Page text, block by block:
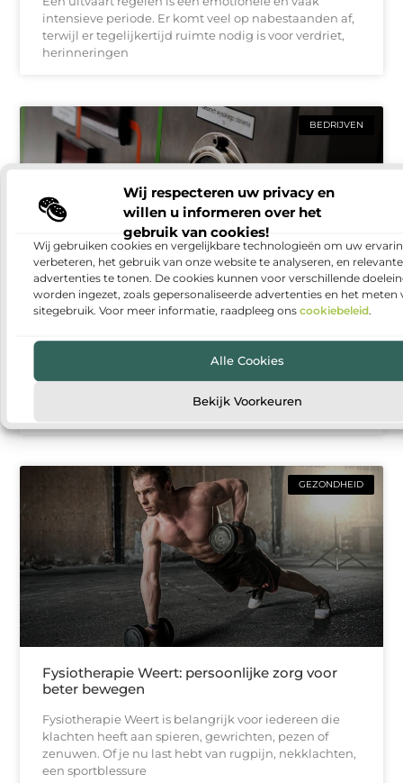
Wij respecteren uw privacy en
willen u informeren over het
gebruik van cookies!
Wij gebruiken cookies en vergelijkbare technologieën om uw
verbeteren, het gebruik van onze website te analyseren, en relevante
advertenties te tonen. De cookies kunnen voor verschillende
worden ingezet, zoals gepersonaliseerde advertenties en het meten
sitegebruik. Voor meer informatie, raadpleeg ons cookiebeleid.
Alle Cookies
Bekijk Voorkeuren
intensieve periode. Er komt veel op nabestaanden af,
terwijl er tegelijkertijd ruimte nodig is voor verdriet,
herinneringen
BEDRIJVEN
Warmtepomp installeren: duurzaam en
Steeds meer huishoudens denken na over manieren
de populairste oplossingen is een warmtepomp. Met
GEZONDHEID
Fysiotherapie Weert: persoonlijke zorg voor
beter bewegen
Fysiotherapie Weert is belangrijk voor iedereen die
klachten heeft aan spieren, gewrichten, pezen of
zenuwen. Of je nu last hebt van rugpijn, nekklachten,
een sportblessure